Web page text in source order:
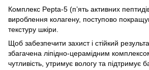
Комплекс Pepta-5 (п’ять активних
вироблення колагену, поступово
текстуру шкіри.
Щоб забезпечити захист і стійкий
збагачена ліпідно-церамідним
чутливість, утримує вологу та підтримує